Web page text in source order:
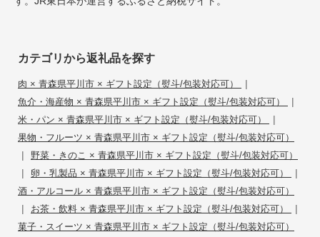
カテゴリから返礼品を探す
肉 × 青森県平川市 × ギフト設定（熨斗/包装対応可） |
魚介・海産物 × 青森県平川市 × ギフト設定（熨斗/包装対応可） |
米・パン × 青森県平川市 × ギフト設定（熨斗/包装対応可） |
果物・フルーツ × 青森県平川市 × ギフト設定（熨斗/包装対応可）
| 野菜・きのこ × 青森県平川市 × ギフト設定（熨斗/包装対応可）
| 卵・乳製品 × 青森県平川市 × ギフト設定（熨斗/包装対応可） |
酒・アルコール × 青森県平川市 × ギフト設定（熨斗/包装対応可）
| お茶・飲料 × 青森県平川市 × ギフト設定（熨斗/包装対応可） |
菓子・スイーツ × 青森県平川市 × ギフト設定（熨斗/包装対応可）